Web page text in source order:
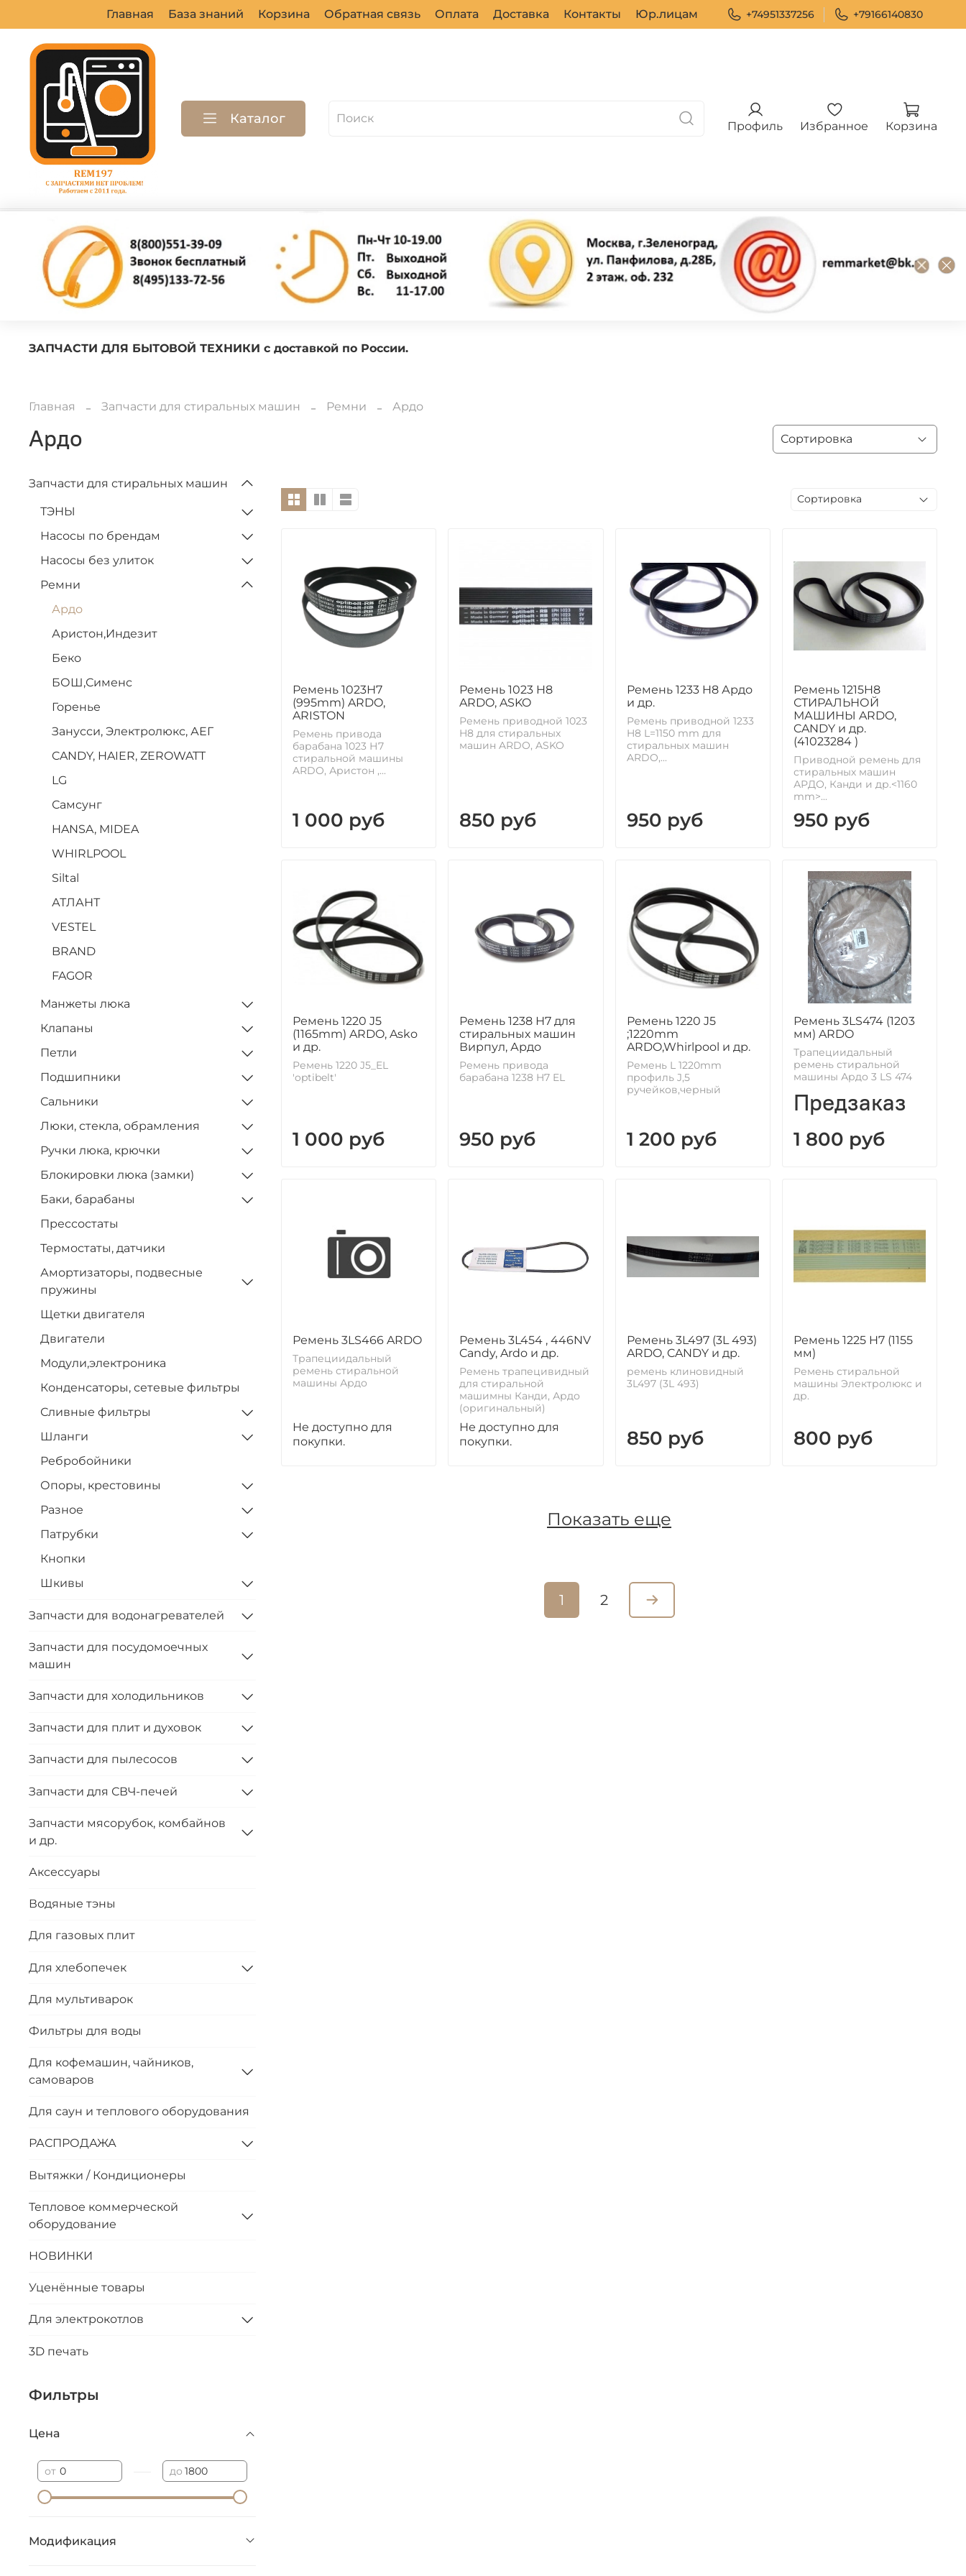
Главная База знаний Корзина Обратная связь Оплата Доставка Контакты Юр.лицам +74951337256 +79166140830
Каталог Профиль Избранное Корзина
ЗАПЧАСТИ ДЛЯ БЫТОВОЙ ТЕХНИКИ с доставкой по России.
Главная Запчасти для стиральных машин Ремни Ардо
Ардо
Ремень 1023Н7
(995mm) ARDO,
ARISTON
Ремень привода
барабана 1023 Н7
стиральной машины
ARDO, Аристон ,...
1 000 руб
Ремень 1023 H8
ARDO, ASKO
Ремень приводной 1023
H8 для стиральных
машин ARDO, ASKO
850 руб
Ремень 1233 H8 Ардо
и др.
Ремень приводной 1233
H8 L=1150 mm для
стиральных машин
ARDO,...
950 руб
Ремень 1215H8
СТИРАЛЬНОЙ
МАШИНЫ ARDO,
CANDY и др.
(41023284 )
Приводной ремень для
стиральных машин
АРДО, Канди и др.<1160
mm>...
950 руб
Ремень 1220 J5
(1165mm) ARDO, Asko
и др.
Ремень 1220 J5_EL
'optibelt'
1 000 руб
Ремень 1238 Н7 для
стиральных машин
Вирпул, Ардо
Ремень привода
барабана 1238 H7 EL
950 руб
Ремень 1220 J5
;1220mm
ARDO,Whirlpool и др.
Ремень L 1220mm
профиль J,5
ручейков,черный
1 200 руб
Ремень 3LS474 (1203
мм) ARDO
Трапециидальный
ремень стиральной
машины Ардо 3 LS 474
Предзаказ
1 800 руб
Ремень 3LS466 ARDO
Трапециидальный
ремень стиральной
машины Ардо
Не доступно для
покупки.
Ремень 3L454 , 446NV
Candy, Ardo и др.
Ремень трапецивидный
для стиральной
машимны Канди, Ардо
(оригинальный)
Не доступно для
покупки.
Ремень 3L497 (3L 493)
ARDO, CANDY и др.
ремень клиновидный
3L497 (3L 493)
850 руб
Ремень 1225 H7 (1155
мм)
Ремень стиральной
машины Электролюкс и
др.
800 руб
Показать еще
1 2
Запчасти для стиральных машин
ТЭНЫ
Насосы по брендам
Насосы без улиток
Ремни
Ардо
Аристон,Индезит
Беко
БОШ,Сименс
Горенье
Занусси, Электролюкс, АЕГ
CANDY, HAIER, ZEROWATT
LG
Самсунг
HANSA, MIDEA
WHIRLPOOL
Siltal
АТЛАНТ
VESTEL
BRAND
FAGOR
Манжеты люка
Клапаны
Петли
Подшипники
Сальники
Люки, стекла, обрамления
Ручки люка, крючки
Блокировки люка (замки)
Баки, барабаны
Прессостаты
Термостаты, датчики
Амортизаторы, подвесные
пружины
Щетки двигателя
Двигатели
Модули,электроника
Конденсаторы, сетевые фильтры
Сливные фильтры
Шланги
Ребробойники
Опоры, крестовины
Разное
Патрубки
Кнопки
Шкивы
Запчасти для водонагревателей
Запчасти для посудомоечных
машин
Запчасти для холодильников
Запчасти для плит и духовок
Запчасти для пылесосов
Запчасти для СВЧ-печей
Запчасти мясорубок, комбайнов
и др.
Аксессуары
Водяные тэны
Для газовых плит
Для хлебопечек
Для мультиварок
Фильтры для воды
Для кофемашин, чайников,
самоваров
Для саун и теплового оборудования
РАСПРОДАЖА
Вытяжки / Кондиционеры
Тепловое коммерческой
оборудование
НОВИНКИ
Уценённые товары
Для электрокотлов
3D печать
Фильтры
Цена
от до
Модификация